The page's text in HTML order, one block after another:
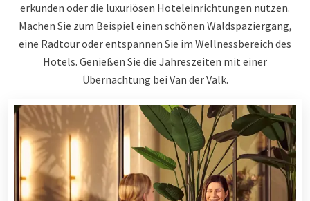
erkunden oder die luxuriösen Hoteleinrichtungen nutzen.
Machen Sie zum Beispiel einen schönen Waldspaziergang,
eine Radtour oder entspannen Sie im Wellnessbereich des
Hotels. Genießen Sie die Jahreszeiten mit einer
Übernachtung bei Van der Valk.